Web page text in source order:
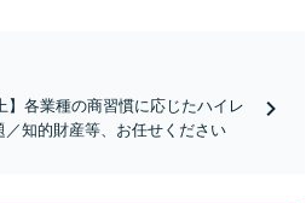
】各業種の商習慣に応じたハイレ
知的財産等、お任せください